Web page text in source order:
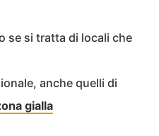
se si tratta di locali che
anche quelli di
gialla